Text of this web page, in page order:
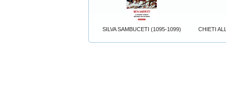
SILVA SAMBUCETI (1095-1099) CHIETI